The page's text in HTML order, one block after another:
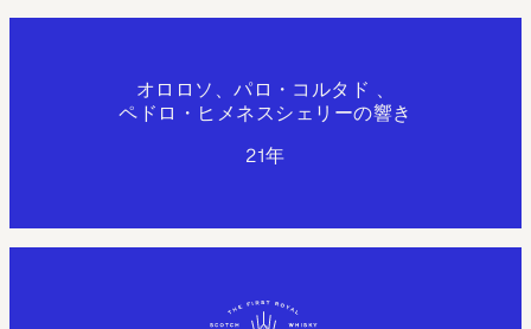
オロロソ、パロ・コルタド 、
ペドロ・ヒメネスシェリーの響き
21年